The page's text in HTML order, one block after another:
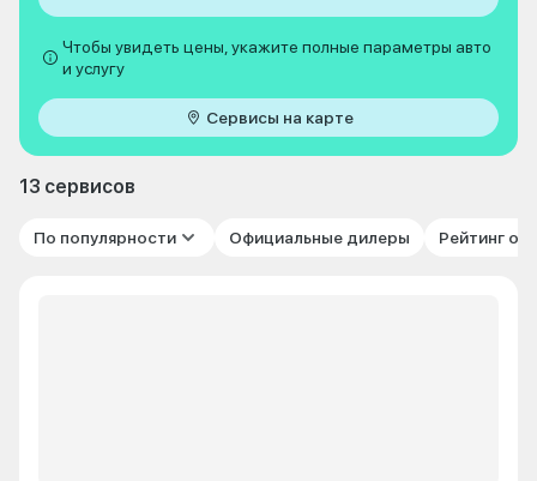
Чтобы увидеть цены, укажите полные параметры авто
и услугу
Сервисы на карте
13 сервисов
По популярности Официальные дилеры Рейтинг